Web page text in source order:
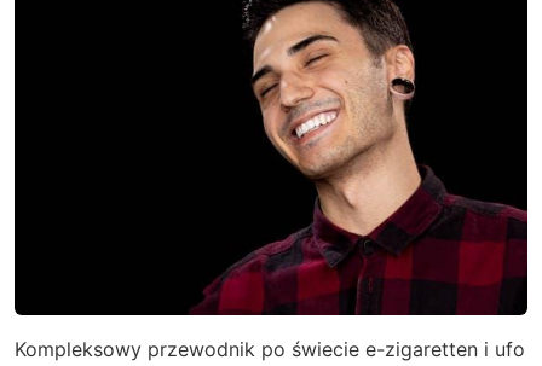
Kompleksowy przewodnik po świecie e-zigaretten i ufo